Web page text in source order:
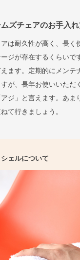
ズチェアのお手入
は耐久性が高く、長く
ジが存在するくらいで
ます。定期的にメンテ
が、長年お使いいただ
ジ」と言えます。あま
て行きましょう。
シェルについて